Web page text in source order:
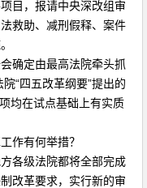
目，报请中央深改组审
救助、减刑假释、案件
确定由最高法院牵头抓
“四五改革纲要”提出的
均在试点基础上有实质
作有何举措？
各级法院都将全部完成
改革要求，实行新的审